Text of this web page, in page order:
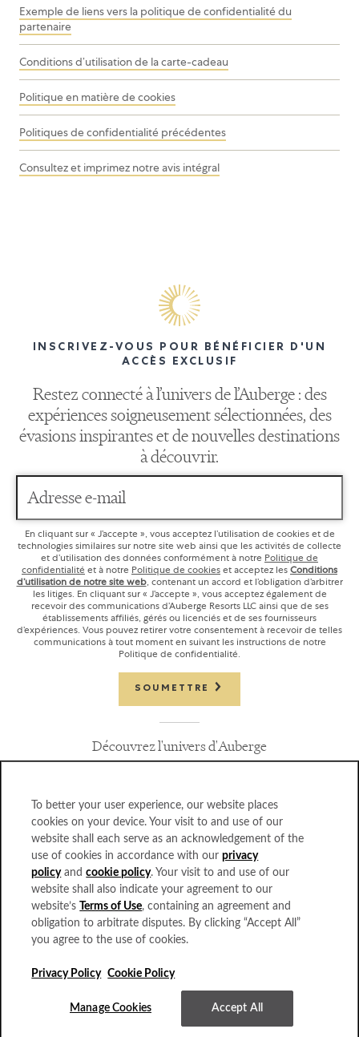
Exemple de liens vers la politique de confidentialité du
partenaire
Conditions d’utilisation de la carte-cadeau
Politique en matière de cookies
Politiques de confidentialité précédentes
Consultez et imprimez notre avis intégral
INSCRIVEZ-VOUS POUR BÉNÉFICIER D'UN
ACCÈS EXCLUSIF
Restez connecté à l’univers de l’Auberge : des
expériences soigneusement sélectionnées, des
évasions inspirantes et de nouvelles destinations
à découvrir.
Adresse e-mail
En cliquant sur « J’accepte », vous acceptez l’utilisation de cookies et de
technologies similaires sur notre site web ainsi que les activités de collecte
et d’utilisation des données conformément à notre Politique de
confidentialité et à notre Politique de cookieset acceptez lesConditions
d’utilisation de notre site web, contenant un accord et l’obligation d’arbitrer
les litiges. En cliquant sur « J’accepte », vous acceptez également de
recevoir des communications d’Auberge Resorts LLC ainsi que de ses
établissements affiliés, gérés ou licenciés et de ses fournisseurs
d’expériences. Vous pouvez retirer votre consentement à recevoir de telles
communications à tout moment en suivant les instructions de notre
Politique de confidentialité.
SOUMETTRE
Découvrez l'univers d'Auberge
AUBERGE COLLECTION
FOIRE AUX QUESTIONS
CARRIÈRES
PROFESSIONNELS DU VOYAGE
POLITIQUE DE CONFIDENTIALITÉ
ACCESSIBILITÉ
BUREAUX
PRESSE
To better your user experience, our website places
cookies on your device. Your visit to and use of our
website shall each serve as an acknowledgement of the
use of cookies in accordance with ourprivacy
policyandcookie policy. Your visit to and use of our
website shall also indicate your agreement to our
website’s
Terms of Use, containing an agreement and
obligation to arbitrate disputes. By clicking “Accept All”
you agree to the use of cookies.
Privacy Policy Cookie Policy
Manage Cookies Accept All